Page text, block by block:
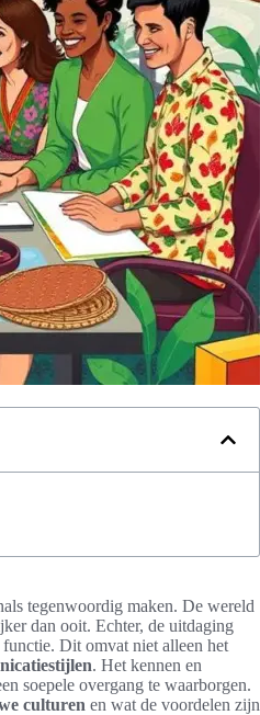
tegenwoordig maken. De wereld
dan ooit. Echter, de uitdaging
Dit omvat niet alleen het
. Het kennen en
soepele overgang te waarborgen.
culturen en wat de voordelen zijn